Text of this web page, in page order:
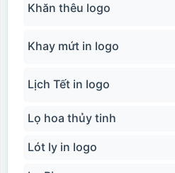
Khăn thêu logo
Khay mứt in logo
Lịch Tết in logo
Lọ hoa thủy tinh
Lót ly in logo